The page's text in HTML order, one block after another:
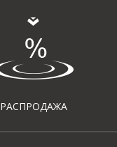
РАСПРОДАЖА